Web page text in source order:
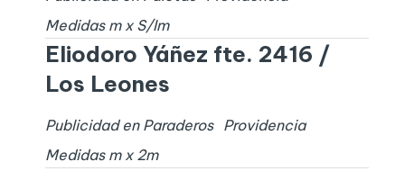
Medidas m x S/Im
Eliodoro Yáñez fte. 2416 /
Los Leones
Publicidad en Paraderos
Providencia
Medidas m x 2m